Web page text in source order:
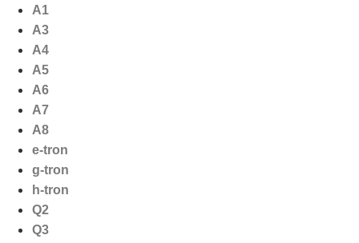
naar
inhoud
A1
A3
A4
A5
A6
A7
A8
e-tron
g-tron
h-tron
Q2
Q3